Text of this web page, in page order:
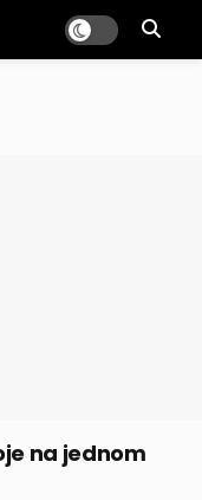
na jednom